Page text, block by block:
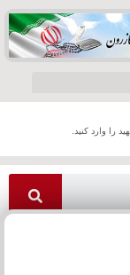
را وارد کنید.